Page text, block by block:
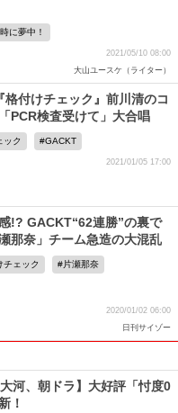
に夢中！
2021/05/10 08:00
大山ユースケ（ライター）
付けチェック』前川清のコ
PCR検査受けて」大合唱
ック GACKT
2021/01/05 17:00
!? GACKT“62連勝”の裏で
那奈」チーム急造の大混乱
チェック 片瀬那奈
2020/01/02 06:00
日刊サイゾー
河、朝ドラ】大好評「忖度0
！